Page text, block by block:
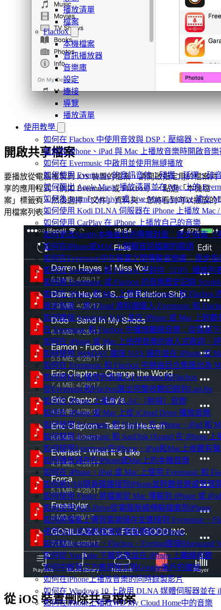
播放清單
檔案
Flacbox
本機檔案
音訊播放器
音樂庫
設定
連接
導覽
播放清單
使用教學
如何在 Flacbox 中使用音效與 DSP：壓縮器、
如何在 iPhone、iPad 與 Mac 上播放音樂時開啟音
如何在 Evermusic 中啟用並使用無縫播放
如何使用 Evermusic 的音訊音效：殘響、延遲、破
如何匯出 Apple Music 播放清單並在 Mac 上的
如何為 Internet Archive 或 Live Music Archive 建立
如何使用 Kodi DLNA 伺服器在 iPhone 上播放 Mac
如何使用 CarPlay 在 iPhone 上播放自己的音樂
如何更改Spotify本機曲目的專輯封面：逐步指南（
如何在iPhone或MAC上編輯音訊檔案的歌詞
如何在Evermusic中在裝置之間傳輸音樂庫：逐步指
如何在 Evermusic 和 Flacbox 中封存（ZIP）播放
如何將 Evermusic 或 Flacbox 的音樂歷史記錄
如何在 iPhone 和 Mac 上使用 Evermusic 和 Flacbox
逐步指南：將 iCloud 資料庫匯入 Evermusic 和
如何連接 Synology NAS 並在 iPhone 或 Mac 上聆聽
在 Evermusic 和 Flacbox 中播放離線音樂：從雲端
如何在 iPhone 或 Mac 上檢視音樂的嵌入式歌詞、
如何使用 WebDAV 連接 NAS 儲存並在 iPhone 或
如何在 Evermusic 和 Flacbox 中將曲目合集匯出為
如何將M3U播放列表匯入Evermusic和Flacbox
從Evermusic和Flacbox匯出完整收聽記錄到Last.fm
如何在 iPhone 上播放 FLAC（無損）音樂
如何在 iPhone 或 Mac 上從 iCloud Drive 播放音樂
如何使用 Evermusic 和 Flacbox 在 iPhone、iPad 和
如何使用 Evermusic 和 SanDisk iXpand 在 iPhone
如何使用Evermusic在iPhone、iPad和Mac上收聽有
如何播放儲存在iPhone或Mac上的本機音樂
如何在 iPhone、iPad 或 Mac 上使用 Evermusic 和
如何將USB隨身碟連接到iPhone並聆聽音樂或管理
如何使用 Finder 將檔案從 Mac 傳輸到 iPhone 或 iPad
如何使用WiFi-Drive從電腦無線傳輸檔案到iPhone
如何將檔案上傳到雲端儲存並連接到 Evermusic、
使用SMB協議將檔案從電腦傳輸到iPhone
如何從Evermusic、Flacbox、Evertag連接
如何從 YouTube 下載音樂並在 iPhone 上離線收聽
如何中斷第三方應用程式與Google帳戶的連結
如何在iPhone上播放音樂的同時錄製影片
如何在 Windows 10 上啟用 DLNA 媒體伺服器並在
如何在iPhone上播放WD My Cloud Home中的音樂
開啟共享檔案
要播放從電腦複製到 iOS 裝置的檔案，請開啟指定用於檔案共
享的應用程式（例如 Evermusic 或 Flacbox），點選「本機檔
案」標籤頁，然後選擇「文件」資料夾。您將看到可以播放的
用檔案列表。
從 iOS 裝置刪除共享檔案